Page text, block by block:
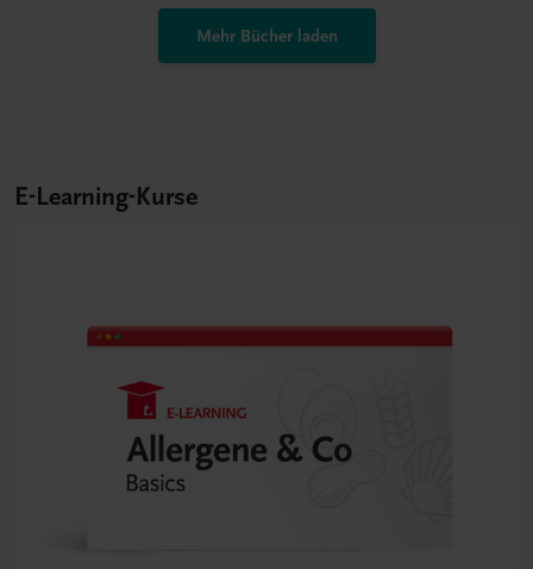
Mehr Bücher laden
E-Learning-Kurse